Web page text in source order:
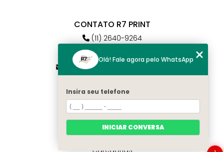
CONTATO R7 PRINT
(11) 2640-9264
(11) 98784-6664
atendimento@r7print.com.br
MENU
Home
Quem somos
Contato
Olá! Fale agora pelo WhatsApp
Insira seu telefone
INICIAR CONVERSA